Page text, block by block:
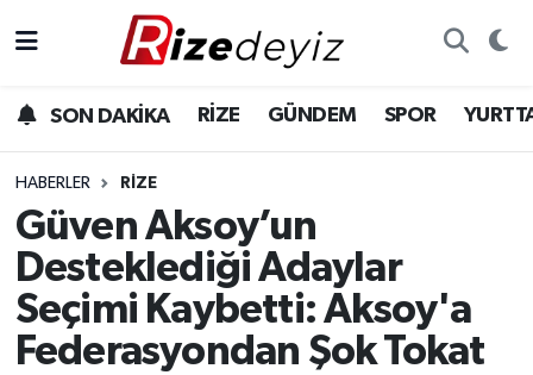
SON DAKİKA RİZE GÜNDEM SPOR
HABERLER RIZE
Güven Aksoy’un
Desteklediği Adaylar
Seçimi Kaybetti: Aksoy'a
Federasyondan Şok Tokat
Gündem
Yurttan Haberler
Ekonomi
Teknoloji
Rize Hava Durumu
Rize Trafik Yoğunluk Haritası
Süper Lig Puan Durumu ve Fikstür
Tüm Manşetler